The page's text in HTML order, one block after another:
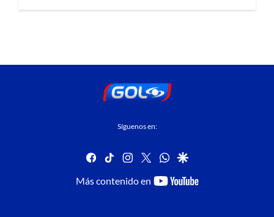
Síguenos en:
facebook
tiktok instagram
twitterwhatsapp
google
Más contenido en
youtube-